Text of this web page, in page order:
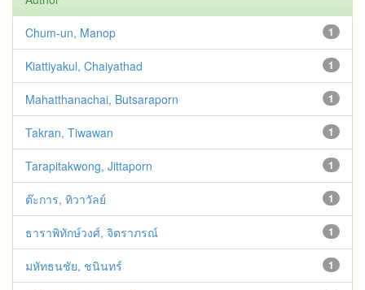
1
Chum-un, Manop
1
Kiattiyakul, Chaiyathad
1
Mahatthanachai, Butsaraporn
1
Takran, Tiwawan
1
Tarapitakwong, Jittaporn
1
ต๊ะการ, ทิวาวัลย์
1
ธาราพิทักษ์วงศ์, จิตราภรณ์
1
มหัทธนชัย, ชนินทร์